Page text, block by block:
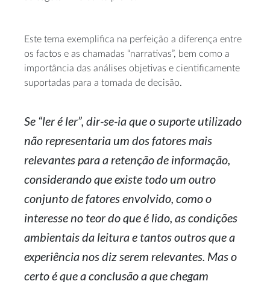
Este tema exemplifica na perfeição a diferença entre
os factos e as chamadas “narrativas”, bem como a
importância das análises objetivas e cientificamente
suportadas para a tomada de decisão.
Se “ler é ler”, dir-se-ia que o suporte utilizado
não representaria um dos fatores mais
relevantes para a retenção de informação,
considerando que existe todo um outro
conjunto de fatores envolvido, como o
interesse no teor do que é lido, as condições
ambientais da leitura e tantos outros que a
experiência nos diz serem relevantes. Mas o
certo é que a conclusão a que chegam